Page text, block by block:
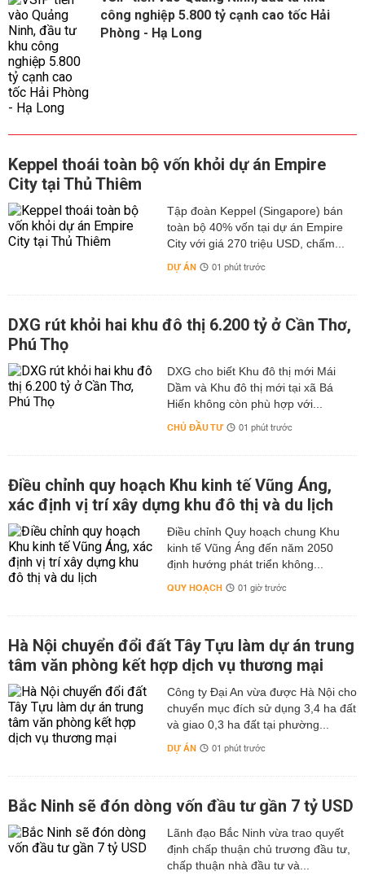
công nghiệp 5.800 tỷ cạnh cao tốc Hải
Phòng - Hạ Long
Keppel thoái toàn bộ vốn khỏi dự án Empire
City tại Thủ Thiêm
Tập đoàn Keppel (Singapore) bán
toàn bộ 40% vốn tại dự án Empire
City với giá 270 triệu USD, chấm...
DỰ ÁN 01 phút trước
DXG rút khỏi hai khu đô thị 6.200 tỷ ở Cần Thơ,
Phú Thọ
DXG cho biết Khu đô thị mới Mái
Dầm và Khu đô thị mới tại xã Bá
Hiến không còn phù hợp với...
CHỦ ĐẦU TƯ 01 phút trước
Điều chỉnh quy hoạch Khu kinh tế Vũng Áng,
xác định vị trí xây dựng khu đô thị và du lịch
Điều chỉnh Quy hoạch chung Khu
kinh tế Vũng Áng đến năm 2050
định hướng phát triển không...
QUY HOẠCH 01 giờ trước
Hà Nội chuyển đổi đất Tây Tựu làm dự án trung
tâm văn phòng kết hợp dịch vụ thương mại
Công ty Đại An vừa được Hà Nội cho
chuyển mục đích sử dụng 3,4 ha đất
và giao 0,3 ha đất tại phường...
DỰ ÁN 01 phút trước
Bắc Ninh sẽ đón dòng vốn đầu tư gần 7 tỷ USD
Lãnh đạo Bắc Ninh vừa trao quyết
định chấp thuận chủ trương đầu tư,
chấp thuận nhà đầu tư và...